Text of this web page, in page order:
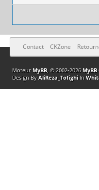
Contact CKZone
Moteur MyBB, © 2002-2026
Design By AliReza_TofighiIn